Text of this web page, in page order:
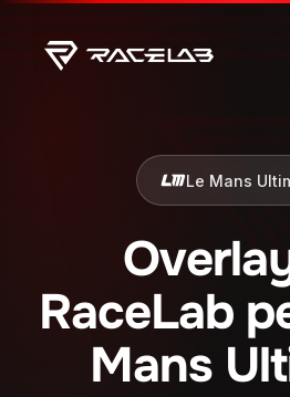
Le Mans
RaceLab
Mans